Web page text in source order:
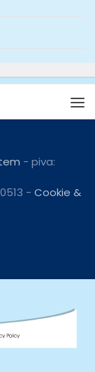
- piva:
- Cookie &